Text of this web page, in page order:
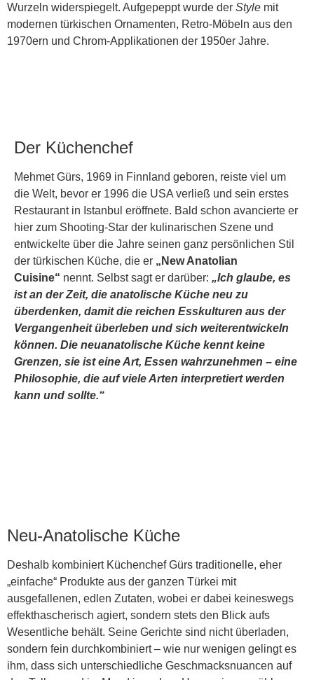
Wurzeln widerspiegelt. Aufgepeppt wurde der Style mit
modernen türkischen Ornamenten, Retro-Möbeln aus den
1970ern und Chrom-Applikationen der 1950er Jahre.
Der Küchenchef
Mehmet Gürs, 1969 in Finnland geboren, reiste viel um
die Welt, bevor er 1996 die USA verließ und sein erstes
Restaurant in Istanbul eröffnete. Bald schon avancierte er
hier zum Shooting-Star der kulinarischen Szene und
entwickelte über die Jahre seinen ganz persönlichen Stil
der türkischen Küche, die er „New Anatolian
Cuisine“ nennt. Selbst sagt er darüber: „Ich glaube, es
ist an der Zeit, die anatolische Küche neu zu
überdenken, damit die reichen Esskulturen aus der
Vergangenheit überleben und sich weiterentwickeln
können. Die neuanatolische Küche kennt keine
Grenzen, sie ist eine Art, Essen wahrzunehmen – eine
Philosophie, die auf viele Arten interpretiert werden
kann und sollte.“
Neu-Anatolische Küche
Deshalb kombiniert Küchenchef Gürs traditionelle, eher
„einfache“ Produkte aus der ganzen Türkei mit
ausgefallenen, edlen Zutaten, wobei er dabei keineswegs
effekthascherisch agiert, sondern stets den Blick aufs
Wesentliche behält. Seine Gerichte sind nicht überladen,
sondern fein durchkombiniert – wie nur wenigen gelingt es
ihm, dass sich unterschiedliche Geschmacksnuancen auf